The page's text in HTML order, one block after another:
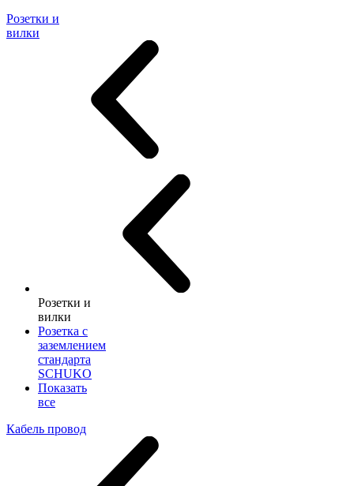
Розетки и
вилки
Розетки и
вилки
Розетка с
заземлением
стандарта
SCHUKO
Показать
все
Кабель провод